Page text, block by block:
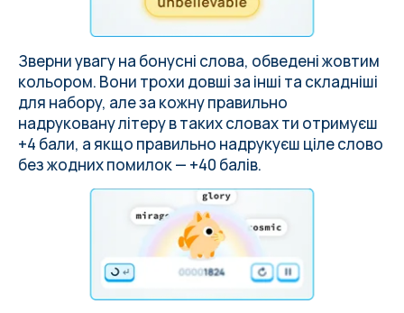
Зверни увагу на бонусні слова, обведені жовтим
кольором. Вони трохи довші за інші та складніші
для набору, але за кожну правильно
надруковану літеру в таких словах ти отримуєш
+4 бали, а якщо правильно надрукуєш ціле слово
без жодних помилок — +40 балів.